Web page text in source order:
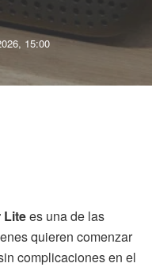
15:00
Litees una de las
quieren comenzar
complicaciones en el